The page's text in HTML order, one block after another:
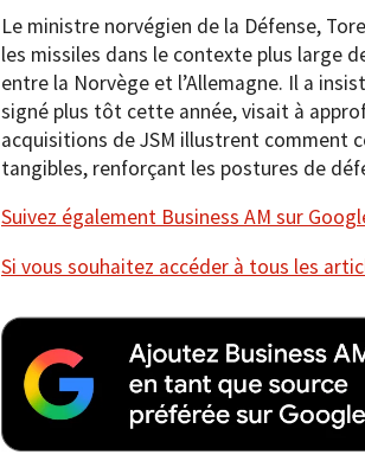
Le ministre norvégien de la Défense,
les missiles dans le contexte plus large
entre la Norvège et l’Allemagne. Il a
signé plus tôt cette année, visait à
acquisitions de JSM illustrent comment
tangibles, renforçant les postures de
Suivez également Business AM sur
Si vous souhaitez accéder à tous les